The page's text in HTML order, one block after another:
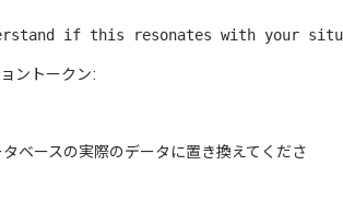
if this resonates with your
ントークン:
ベースの実際のデータに置き換えてくださ